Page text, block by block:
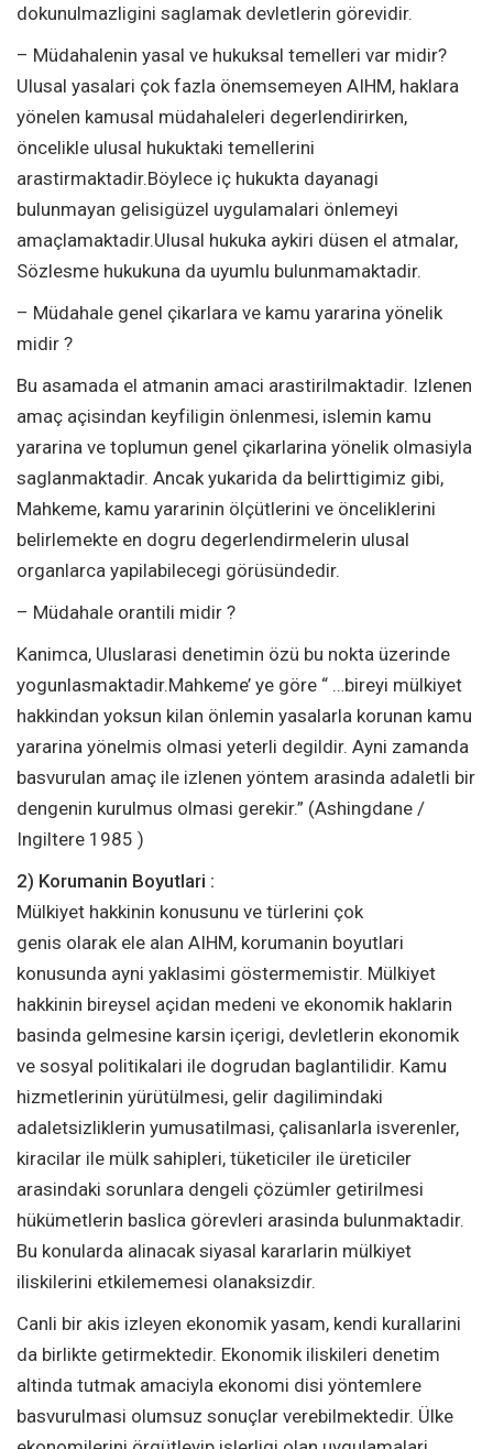
dokunulmazligini saglamak devletlerin görevidir.
– Müdahalenin yasal ve hukuksal temelleri var midir?
Ulusal yasalari çok fazla önemsemeyen AIHM, haklara
yönelen kamusal müdahaleleri degerlendirirken,
öncelikle ulusal hukuktaki temellerini
arastirmaktadir.Böylece iç hukukta dayanagi
bulunmayan gelisigüzel uygulamalari önlemeyi
amaçlamaktadir.Ulusal hukuka aykiri düsen el atmalar,
Sözlesme hukukuna da uyumlu bulunmamaktadir.
– Müdahale genel çikarlara ve kamu yararina yönelik
midir ?
Bu asamada el atmanin amaci arastirilmaktadir. Izlenen
amaç açisindan keyfiligin önlenmesi, islemin kamu
yararina ve toplumun genel çikarlarina yönelik olmasiyla
saglanmaktadir. Ancak yukarida da belirttigimiz gibi,
Mahkeme, kamu yararinin ölçütlerini ve önceliklerini
belirlemekte en dogru degerlendirmelerin ulusal
organlarca yapilabilecegi görüsündedir.
– Müdahale orantili midir ?
Kanimca, Uluslarasi denetimin özü bu nokta üzerinde
yogunlasmaktadir.Mahkeme’ ye göre “ …bireyi mülkiyet
hakkindan yoksun kilan önlemin yasalarla korunan kamu
yararina yönelmis olmasi yeterli degildir. Ayni zamanda
basvurulan amaç ile izlenen yöntem arasinda adaletli bir
dengenin kurulmus olmasi gerekir.” (Ashingdane /
Ingiltere 1985 )
2) Korumanin Boyutlari :
Mülkiyet hakkinin konusunu ve türlerini çok
genis olarak ele alan AIHM, korumanin boyutlari
konusunda ayni yaklasimi göstermemistir. Mülkiyet
hakkinin bireysel açidan medeni ve ekonomik haklarin
basinda gelmesine karsin içerigi, devletlerin ekonomik
ve sosyal politikalari ile dogrudan baglantilidir. Kamu
hizmetlerinin yürütülmesi, gelir dagilimindaki
adaletsizliklerin yumusatilmasi, çalisanlarla isverenler,
kiracilar ile mülk sahipleri, tüketiciler ile üreticiler
arasindaki sorunlara dengeli çözümler getirilmesi
hükümetlerin baslica görevleri arasinda bulunmaktadir.
Bu konularda alinacak siyasal kararlarin mülkiyet
iliskilerini etkilememesi olanaksizdir.
Canli bir akis izleyen ekonomik yasam, kendi kurallarini
da birlikte getirmektedir. Ekonomik iliskileri denetim
altinda tutmak amaciyla ekonomi disi yöntemlere
basvurulmasi olumsuz sonuçlar verebilmektedir. Ülke